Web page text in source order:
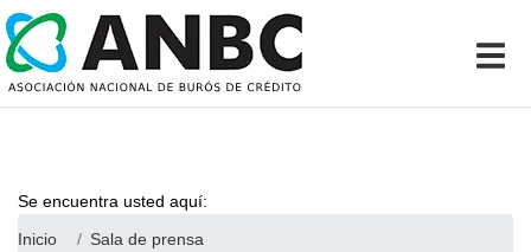
Se encuentra usted aquí:
Inicio
Sala de prensa